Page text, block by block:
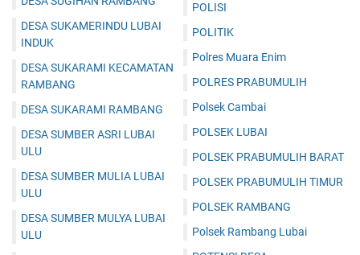
DESA SUKAMERINDU LUBAI
INDUK
DESA SUKARAMI KECAMATAN
RAMBANG
DESA SUKARAMI RAMBANG
DESA SUMBER ASRI LUBAI
ULU
DESA SUMBER MULIA LUBAI
ULU
DESA SUMBER MULYA LUBAI
ULU
POLISI
POLITIK
Polres Muara Enim
POLRES PRABUMULIH
Polsek Cambai
POLSEK LUBAI
POLSEK PRABUMULIH BARAT
POLSEK PRABUMULIH TIMUR
POLSEK RAMBANG
Polsek Rambang Lubai